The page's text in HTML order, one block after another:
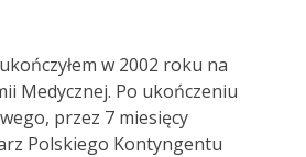
w 2002 roku na
Medycznej. Po ukończeniu
przez 7 miesięcy
Polskiego Kontyngentu